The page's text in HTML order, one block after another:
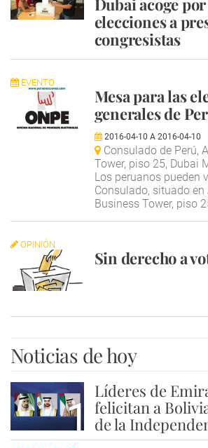
Dubai acoge
elecciones a
congresistas
EVENTO
Mesa para las
generales de
2016-04-10 A 2016-04-10
Consulado de Perú,
Tower, piso 25, Dubai
Los peruanos pueden
Consulado, situado en
Business Tower, piso
OPINIÓN
Sin derecho a
Noticias de hoy
1
Líderes de
felicitan a
de la